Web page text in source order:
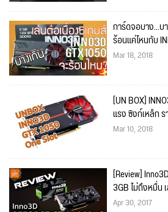
การ์ดจอบาง...
ร้อนแค่ไหนกับ
Mar 18, 2018
[UN BOX]
แรง ซิงก์เหล็ก
Mar 10, 2018
[Review]
3GB ไม่ถึงหมื่น
Apr 30, 2017